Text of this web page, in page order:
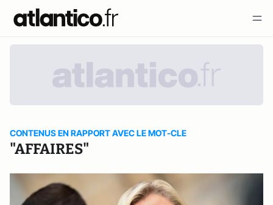
CONTENUS EN RAPPORT AVEC LE MOT-CLE
"AFFAIRES"